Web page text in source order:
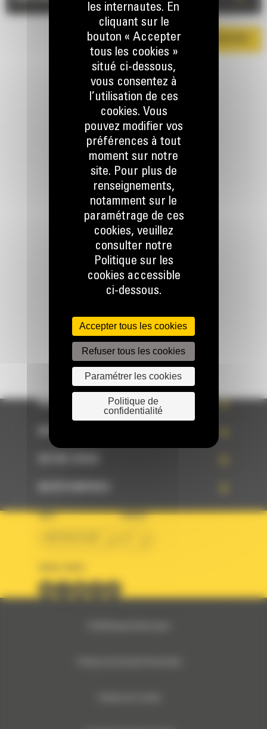
TÉLÉCHARGER LA BROCHURE
RESTONS EN CONTACT
Appelez-nous
078 157 767
Écrivez-nous
WHAT’S NEW?
PAYS LANGUE
les internautes. En
cliquant sur le
bouton « Accepter
tous les cookies »
situé ci-dessous,
vous consentez à
l’utilisation de ces
cookies. Vous
pouvez modifier vos
préférences à tout
moment sur notre
site. Pour plus de
renseignements,
notamment sur le
paramétrage de ces
cookies, veuillez
consulter notre
Politique sur les
cookies accessible
ci-dessous.
Accepter tous les cookies
Refuser tous les cookies
Paramétrer les cookies
Politique de
confidentialité